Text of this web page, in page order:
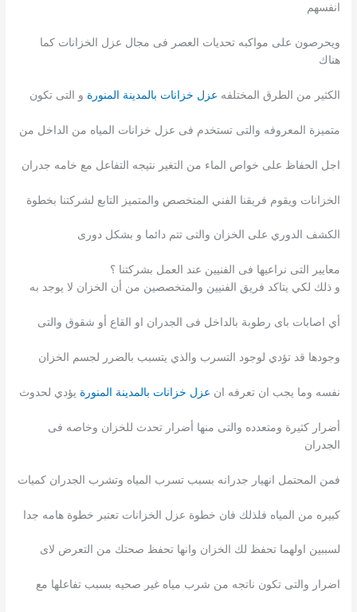
انفسهم
ويحرصون على مواكبه تحديات العصر فى مجال عزل الخزانات كما
هناك
الكثير من الطرق المختلفه عزل خزانات بالمدينة المنورة و التى تكون
متميزة المعروفه والتى تستخدم فى عزل خزانات المياه من الداخل من
اجل الحفاظ على خواص الماء من التغير نتيجه التفاعل مع خامه جدران
الخزانات ويقوم فريقنا الفني المتخصص والمتميز التابع لشركتنا بخطوة
الكشف الدوري على الخزان والتى تتم دائما و بشكل دورى
معايير التى نراعيها فى الفنيين عند العمل بشركتنا ؟
و ذلك لكي يتاكد فريق الفنيين والمتخصصين من أن الخزان لا يوجد به
أي اصابات باى رطوبة بالداخل فى الجدران او القاع أو شقوق والتى
وجودها قد تؤدي لوجود التسرب والذي يتسبب بالضرر لجسم الخزان
نفسه وما يجب ان تعرفه ان عزل خزانات بالمدينة المنورة يؤدي لحدوث
أضرار كثيرة ومتعدده والتى منها أضرار تحدث للخزان وخاصه فى
الجدران
فمن المحتمل انهيار جدرانه بسبب تسرب المياه وتشرب الجدران كميات
كبيره من المياه فلذلك فان خطوة عزل الخزانات تعتبر خطوة هامه جدا
لسببين اولهما تحفظ لك الخزان وانها تحفظ صحتك من التعرض لاى
اضرار والتى تكون ناتجه من شرب مياه غير صحيه بسبب تفاعلها مع